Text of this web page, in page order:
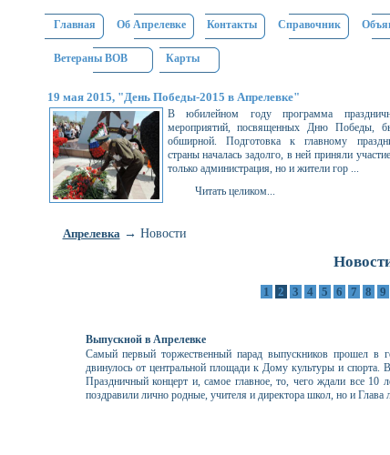
Главная Об Апрелевке Контакты Справочник
Ветераны ВОВ Карты
19 мая 2015, "День Победы-2015 в Апрелевке"
В юбилейном году программа
мероприятий, посвященных Дню Победы,
обширной. Подготовка к главному
страны началась задолго, в ней приняли
только администрация, но и жители гор ...
Читать целиком...
Апрелевка → Новости
1 2 3 4 5 6 7 8 9
Выпускной в Апрелевке
Самый первый торжественный парад выпускников прошел в
двинулось от центральной площади к Дому культуры и спорта.
Праздничный концерт и, самое главное, то, чего ждали все 10
поздравили лично родные, учителя и директора школ, но и Глава